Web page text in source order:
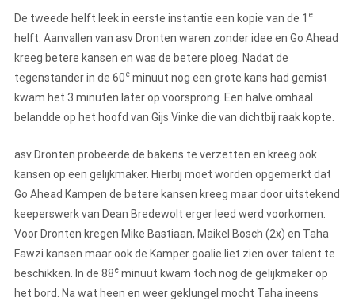
De tweede helft leek in eerste instantie een kopie van de 1 e
helft. Aanvallen van asv Dronten waren zonder idee en Go Ahead
kreeg betere kansen en was de betere ploeg. Nadat de
tegenstander in de 60e minuut nog een grote kans had gemist
kwam het 3 minuten later op voorsprong. Een halve omhaal
belandde op het hoofd van Gijs Vinke die van dichtbij raak kopte.
asv Dronten probeerde de bakens te verzetten en kreeg ook
kansen op een gelijkmaker. Hierbij moet worden opgemerkt dat
Go Ahead Kampen de betere kansen kreeg maar door uitstekend
keeperswerk van Dean Bredewolt erger leed werd voorkomen.
Voor Dronten kregen Mike Bastiaan, Maikel Bosch (2x) en Taha
Fawzi kansen maar ook de Kamper goalie liet zien over talent te
beschikken. In de 88e minuut kwam toch nog de gelijkmaker op
het bord. Na wat heen en weer geklungel mocht Taha ineens